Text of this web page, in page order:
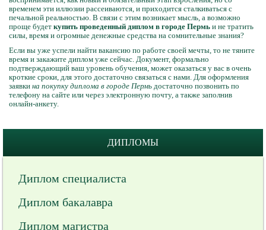
временем эти иллюзии рассеиваются, и приходится сталкиваться с
печальной реальностью. В связи с этим возникает мысль, а возможно
проще будет купить проведенный диплом в городе Пермь и не тратить
силы, время и огромные денежные средства на сомнительные знания?
Если вы уже успели найти вакансию по работе своей мечты, то не тяните
время и закажите диплом уже сейчас. Документ, формально
подтверждающий ваш уровень обучения, может оказаться у вас в очень
кроткие сроки, для этого достаточно связаться с нами. Для оформления
заявки на покупку диплома в городе Пермь достаточно позвонить по
телефону на сайте или через электронную почту, а также заполнив
онлайн-анкету.
ДИПЛОМЫ
Диплом специалиста
Диплом бакалавра
Диплом магистра